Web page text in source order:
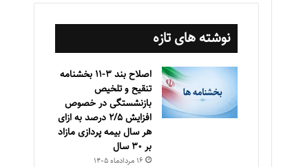
نوشته های تازه
اصلاح بند ۳‏-۱۱ بخشنامه
تنقیح و تلخیص
بازنشستگی در خصوص
افزایش ۵‏‏‏‏‏‏‏‏‏/۲ درصد به ازای
هر سال بیمه پردازی مازاد
بر ۳۰‏ سال
۱۶ مرداد‌ماه ۱۴۰۵